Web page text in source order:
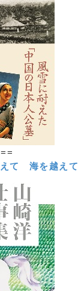
えて 海を越えて